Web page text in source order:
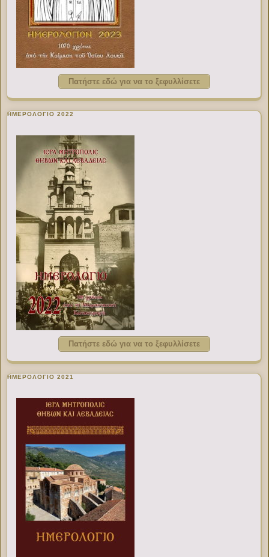
Πατήστε εδώ για να το ξεφυλλίσετε
ΗΜΕΡΟΛΟΓΙΟ 2022
Πατήστε εδώ για να το ξεφυλλίσετε
ΗΜΕΡΟΛΟΓΙΟ 2021